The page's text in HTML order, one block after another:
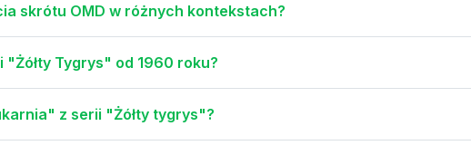
skrótu OMD w różnych kontekstach?
"Żółty Tygrys" od 1960 roku?
z serii "Żółty tygrys"?